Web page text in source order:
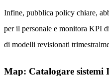
Infine, pubblica policy chiare,
per il personale e monitora KPI
di modelli revisionati
Map: Catalogare sistemi